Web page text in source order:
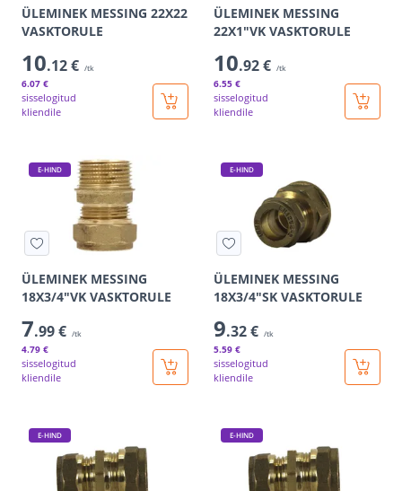
ÜLEMINEK MESSING 22X22
VASKTORULE
10.12 € /tk
6.07 €
sisselogitud
kliendile
ÜLEMINEK MESSING
22X1"VK VASKTORULE
10.92 € /tk
6.55 €
sisselogitud
kliendile
E-HIND
ÜLEMINEK MESSING
18X3/4"VK VASKTORULE
7.99 € /tk
4.79 €
sisselogitud
kliendile
E-HIND
ÜLEMINEK MESSING
18X3/4"SK VASKTORULE
9.32 € /tk
5.59 €
sisselogitud
kliendile
E-HIND E-HIND